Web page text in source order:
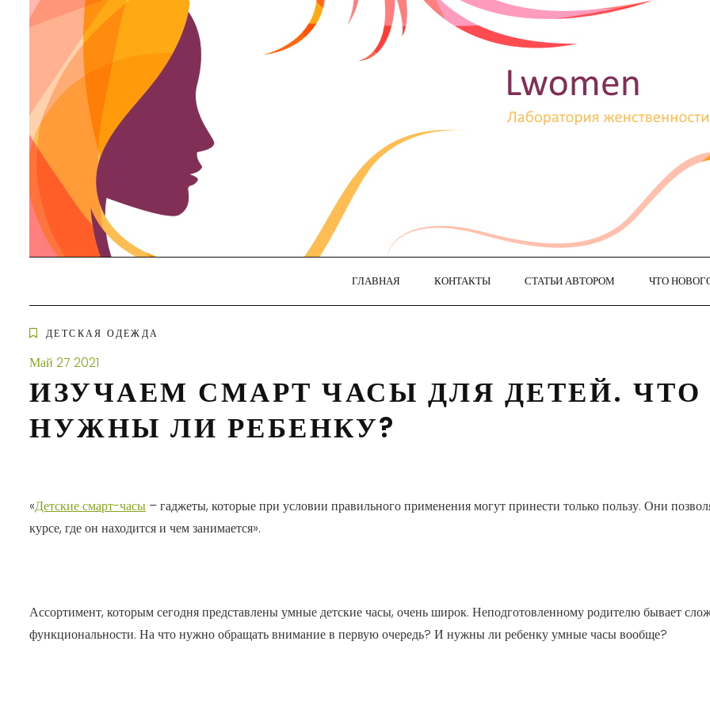
ГЛАВНАЯ КОНТАКТЫ СТАТЬИ АВТОРОМ ЧТО
ДЕТСКАЯ ОДЕЖДА
Май 27 2021
ИЗУЧАЕМ СМАРТ ЧАСЫ ДЛЯ ДЕТЕЙ.
НУЖНЫ ЛИ РЕБЕНКУ?
«Детские смарт-часы – гаджеты, которые при условии правильного применения могут принести только пользу. Они
курсе, где он находится и чем занимается».
Ассортимент, которым сегодня представлены умные детские часы, очень широк. Неподготовленному родителю бывает
функциональности. На что нужно обращать внимание в первую очередь? И нужны ли ребенку умные часы вообще?